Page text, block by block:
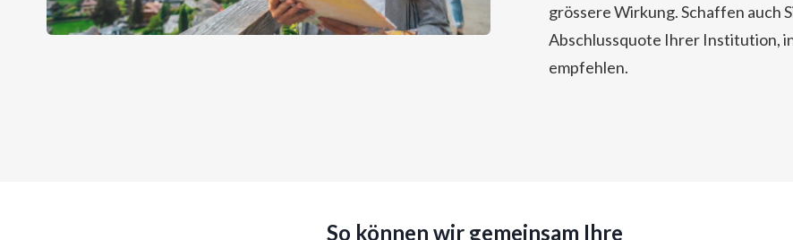
grössere Wirkung. Schaffen auch
Abschlussquote Ihrer Institution,
empfehlen.
So können wir gemeinsam Ihre